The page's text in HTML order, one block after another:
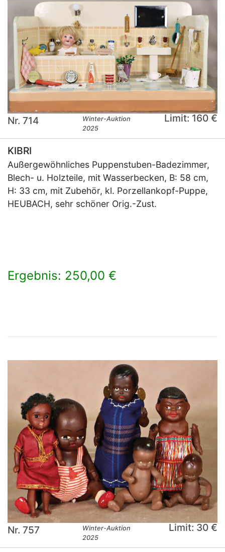
Nr. 714
Winter-Auktion
2025
Limit: 160 €
KIBRI
Außergewöhnliches Puppenstuben-Badezimmer,
Blech- u. Holzteile, mit Wasserbecken, B: 58 cm,
H: 33 cm, mit Zubehör, kl. Porzellankopf-Puppe,
HEUBACH, sehr schöner Orig.-Zust.
Ergebnis: 250,00 €
Nr. 757
Winter-Auktion
2025
Limit: 30 €